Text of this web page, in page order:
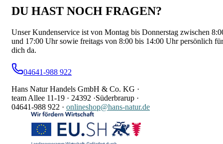
DU HAST NOCH FRAGEN?
Unser Kundenservice ist von Montag bis Donnerstag zwischen
und 17:00 Uhr sowie freitags von 8:00 bis 14:00 Uhr persönlich für
dich da.
04641-988 922
Hans Natur Handels GmbH & Co. KG ·
team Allee 11-19 · 24392 ·Süderbrarup ·
04641-988 922 · onlineshop@hans-natur.de